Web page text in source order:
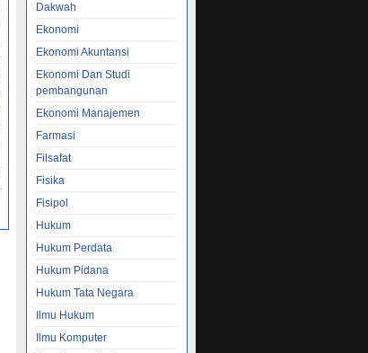
Dakwah
Ekonomi
Ekonomi Akuntansi
Ekonomi Dan Studi
pembangunan
Ekonomi Manajemen
Farmasi
Filsafat
Fisika
Fisipol
Hukum
Hukum Perdata
Hukum Pidana
Hukum Tata Negara
Ilmu Hukum
Ilmu Komputer